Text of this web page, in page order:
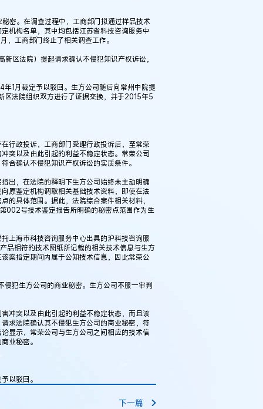
密。在调查过程中，工商部门拟通过样品技术
机构名单，其中均包括江苏省科技咨询服务中
，工商部门终止了相关调查工作。
区法院）提起请求确认不侵犯知识产权诉讼，
1月裁定予以驳回。生方公司随后向常州中院提
法院组织双方进行了证据交换，并于2015年5
行政投诉，工商部门受理行政投诉后，至常荣
突以及由此引起的利益不稳定状态。常荣公司
合确认不侵犯知识产权诉讼的实质条件。
出，在法院的释明下生方公司始终未主动明确
原鉴定机构调取相关基础技术资料，即使在法
的具体范围。据此，法院综合案件相关材料，
002号技术鉴定报告所明确的秘密点范围作为生
上海市科技咨询服务中心出具的沪科技咨询服
品相符的技术图纸所记载的相关技术信息与生方
案指定期间内属于公知技术信息，因此常荣公
犯生方公司的商业秘密。生方公司不服一审判
冲突以及由此引起的利益不稳定状态，而且该
求法院确认其不侵犯生方公司的商业秘密，符
显示，常荣公司与生方公司之间相应的技术信
业秘密。
以驳回。
下一篇